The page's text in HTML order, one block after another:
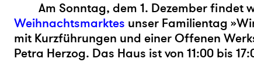
Am Sonntag, dem 1. Dezember findet
Weihnachtsmarktes unser Familientag »
mit Kurzführungen und einer Offenen
Petra Herzog. Das Haus ist von 11:00 bis